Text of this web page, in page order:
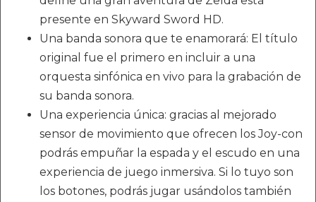
presente en Skyward Sword HD.
Una banda sonora que te enamorará: El título
original fue el primero en incluir a una
orquesta sinfónica en vivo para la grabación de
su banda sonora.
Una experiencia única: gracias al mejorado
sensor de movimiento que ofrecen los Joy-con
podrás empuñar la espada y el escudo en una
experiencia de juego inmersiva. Si lo tuyo son
los botones, podrás jugar usándolos también